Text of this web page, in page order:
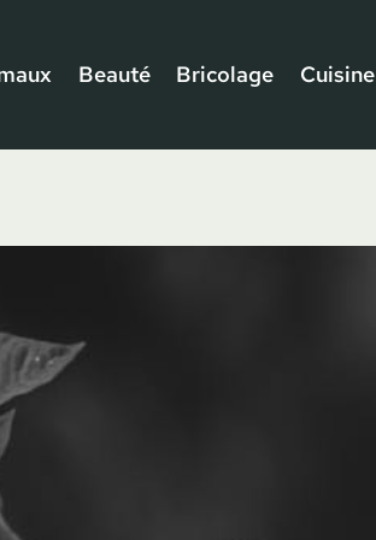
Beauté Bricolage Cuisine